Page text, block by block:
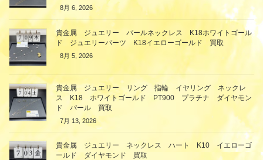
8月 6, 2026
貴金属 ジュエリー パールネックレス K18ホワイトゴール
ド ジュエリーパーツ K18イエローゴールド 買取
8月 5, 2026
貴金属 ジュエリー リング 指輪 イヤリング ネックレ
ス K18 ホワイトゴールド PT900 プラチナ ダイヤモン
ド パール 買取
7月 13, 2026
貴金属 ジュエリー ネックレス ハート K10 イエローゴ
ールド ダイヤモンド 買取